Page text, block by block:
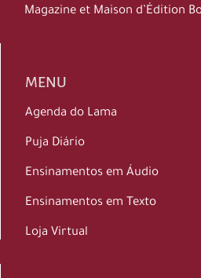
Magazine et Maison d’Édition
MENU
Agenda do Lama
Puja Diário
Ensinamentos em Áudio
Ensinamentos em Texto
Loja Virtual